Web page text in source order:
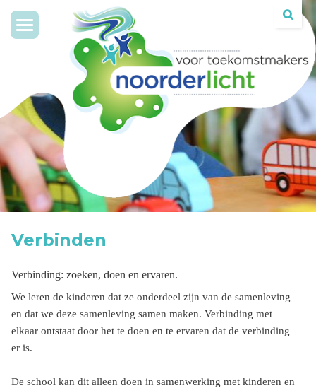
Toggle
navigation
Verbinden
Verbinding: zoeken, doen en ervaren.
We leren de kinderen dat ze onderdeel zijn van de samenleving
en dat we deze samenleving samen maken. Verbinding met
elkaar ontstaat door het te doen en te ervaren dat de verbinding
er is.
De school kan dit alleen doen in samenwerking met kinderen en